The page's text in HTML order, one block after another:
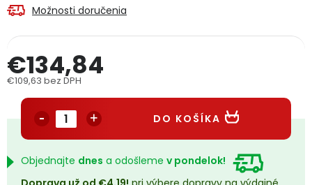
Reklamačný formulár
Obchodné podmienky
Podmienky ochrany osobných údajov
Přihlášení Registrace
Možnosti doručenia
€134,84
€109,63 bez DPH
DO KOŠÍKA
Objednajte dnes a odošleme v pondelok!